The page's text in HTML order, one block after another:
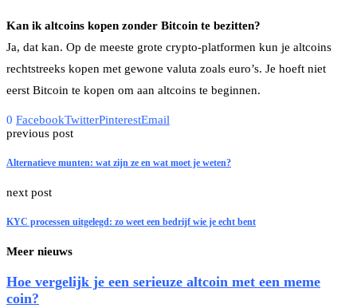
Kan ik altcoins kopen zonder Bitcoin te bezitten?
Ja, dat kan. Op de meeste grote crypto-platformen kun je altcoins
rechtstreeks kopen met gewone valuta zoals euro’s. Je hoeft niet
eerst Bitcoin te kopen om aan altcoins te beginnen.
0 FacebookTwitterPinterestEmail
previous post
Alternatieve munten: wat zijn ze en wat moet je weten?
next post
KYC processen uitgelegd: zo weet een bedrijf wie je echt bent
Meer nieuws
Hoe vergelijk je een serieuze altcoin met een meme
coin?